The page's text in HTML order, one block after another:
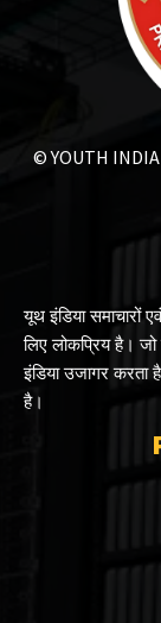
© YOUTH INDIA
यूथ इंडिया समाचारों
लिए लोकप्रिय है।
इंडिया उजागर
है।